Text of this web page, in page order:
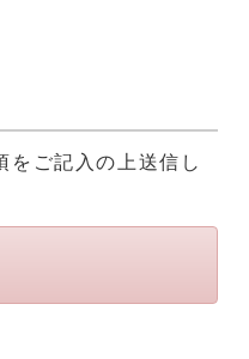
をご記入の上送信し